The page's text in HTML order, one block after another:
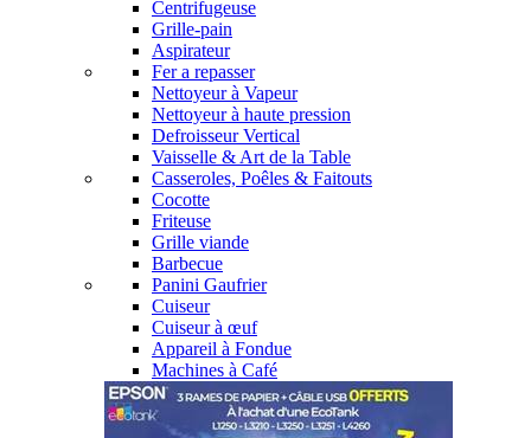
Centrifugeuse
Grille-pain
Aspirateur
Fer a repasser
Nettoyeur à Vapeur
Nettoyeur à haute pression
Defroisseur Vertical
Vaisselle & Art de la Table
Casseroles, Poêles & Faitouts
Cocotte
Friteuse
Grille viande
Barbecue
Panini Gaufrier
Cuiseur
Cuiseur à œuf
Appareil à Fondue
Machines à Café